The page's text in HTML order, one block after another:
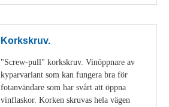
Korkskruv.
"Screw-pull" korkskruv. Vinöppnare av
kyparvariant som kan fungera bra för
fotanvändare som har svårt att öppna
vinflaskor. Korken skruvas hela vägen